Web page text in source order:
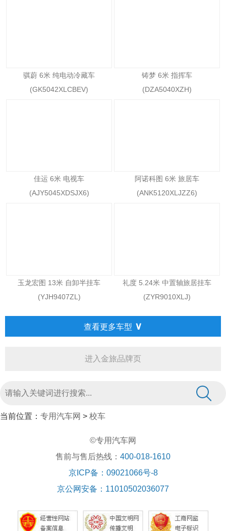
骐蔚 6米 纯电动冷藏车
(GK5042XLCBEV)
铸梦 6米 指挥车
(DZA5040XZH)
佳运 6米 电视车
(AJY5045XDSJX6)
阿诺科图 6米 旅居车
(ANK5120XLJZZ6)
玉龙宏图 13米 自卸半挂车
(YJH9407ZL)
礼度 5.24米 中置轴旅居挂车
(ZYR9010XLJ)
查看更多车型 ∨
进入金旅品牌页
当前位置： 专用汽车网 > 校车
©专用汽车网
售前与售后热线： 400-018-1610
京ICP备：09021066号-8
京公网安备：11010502036077